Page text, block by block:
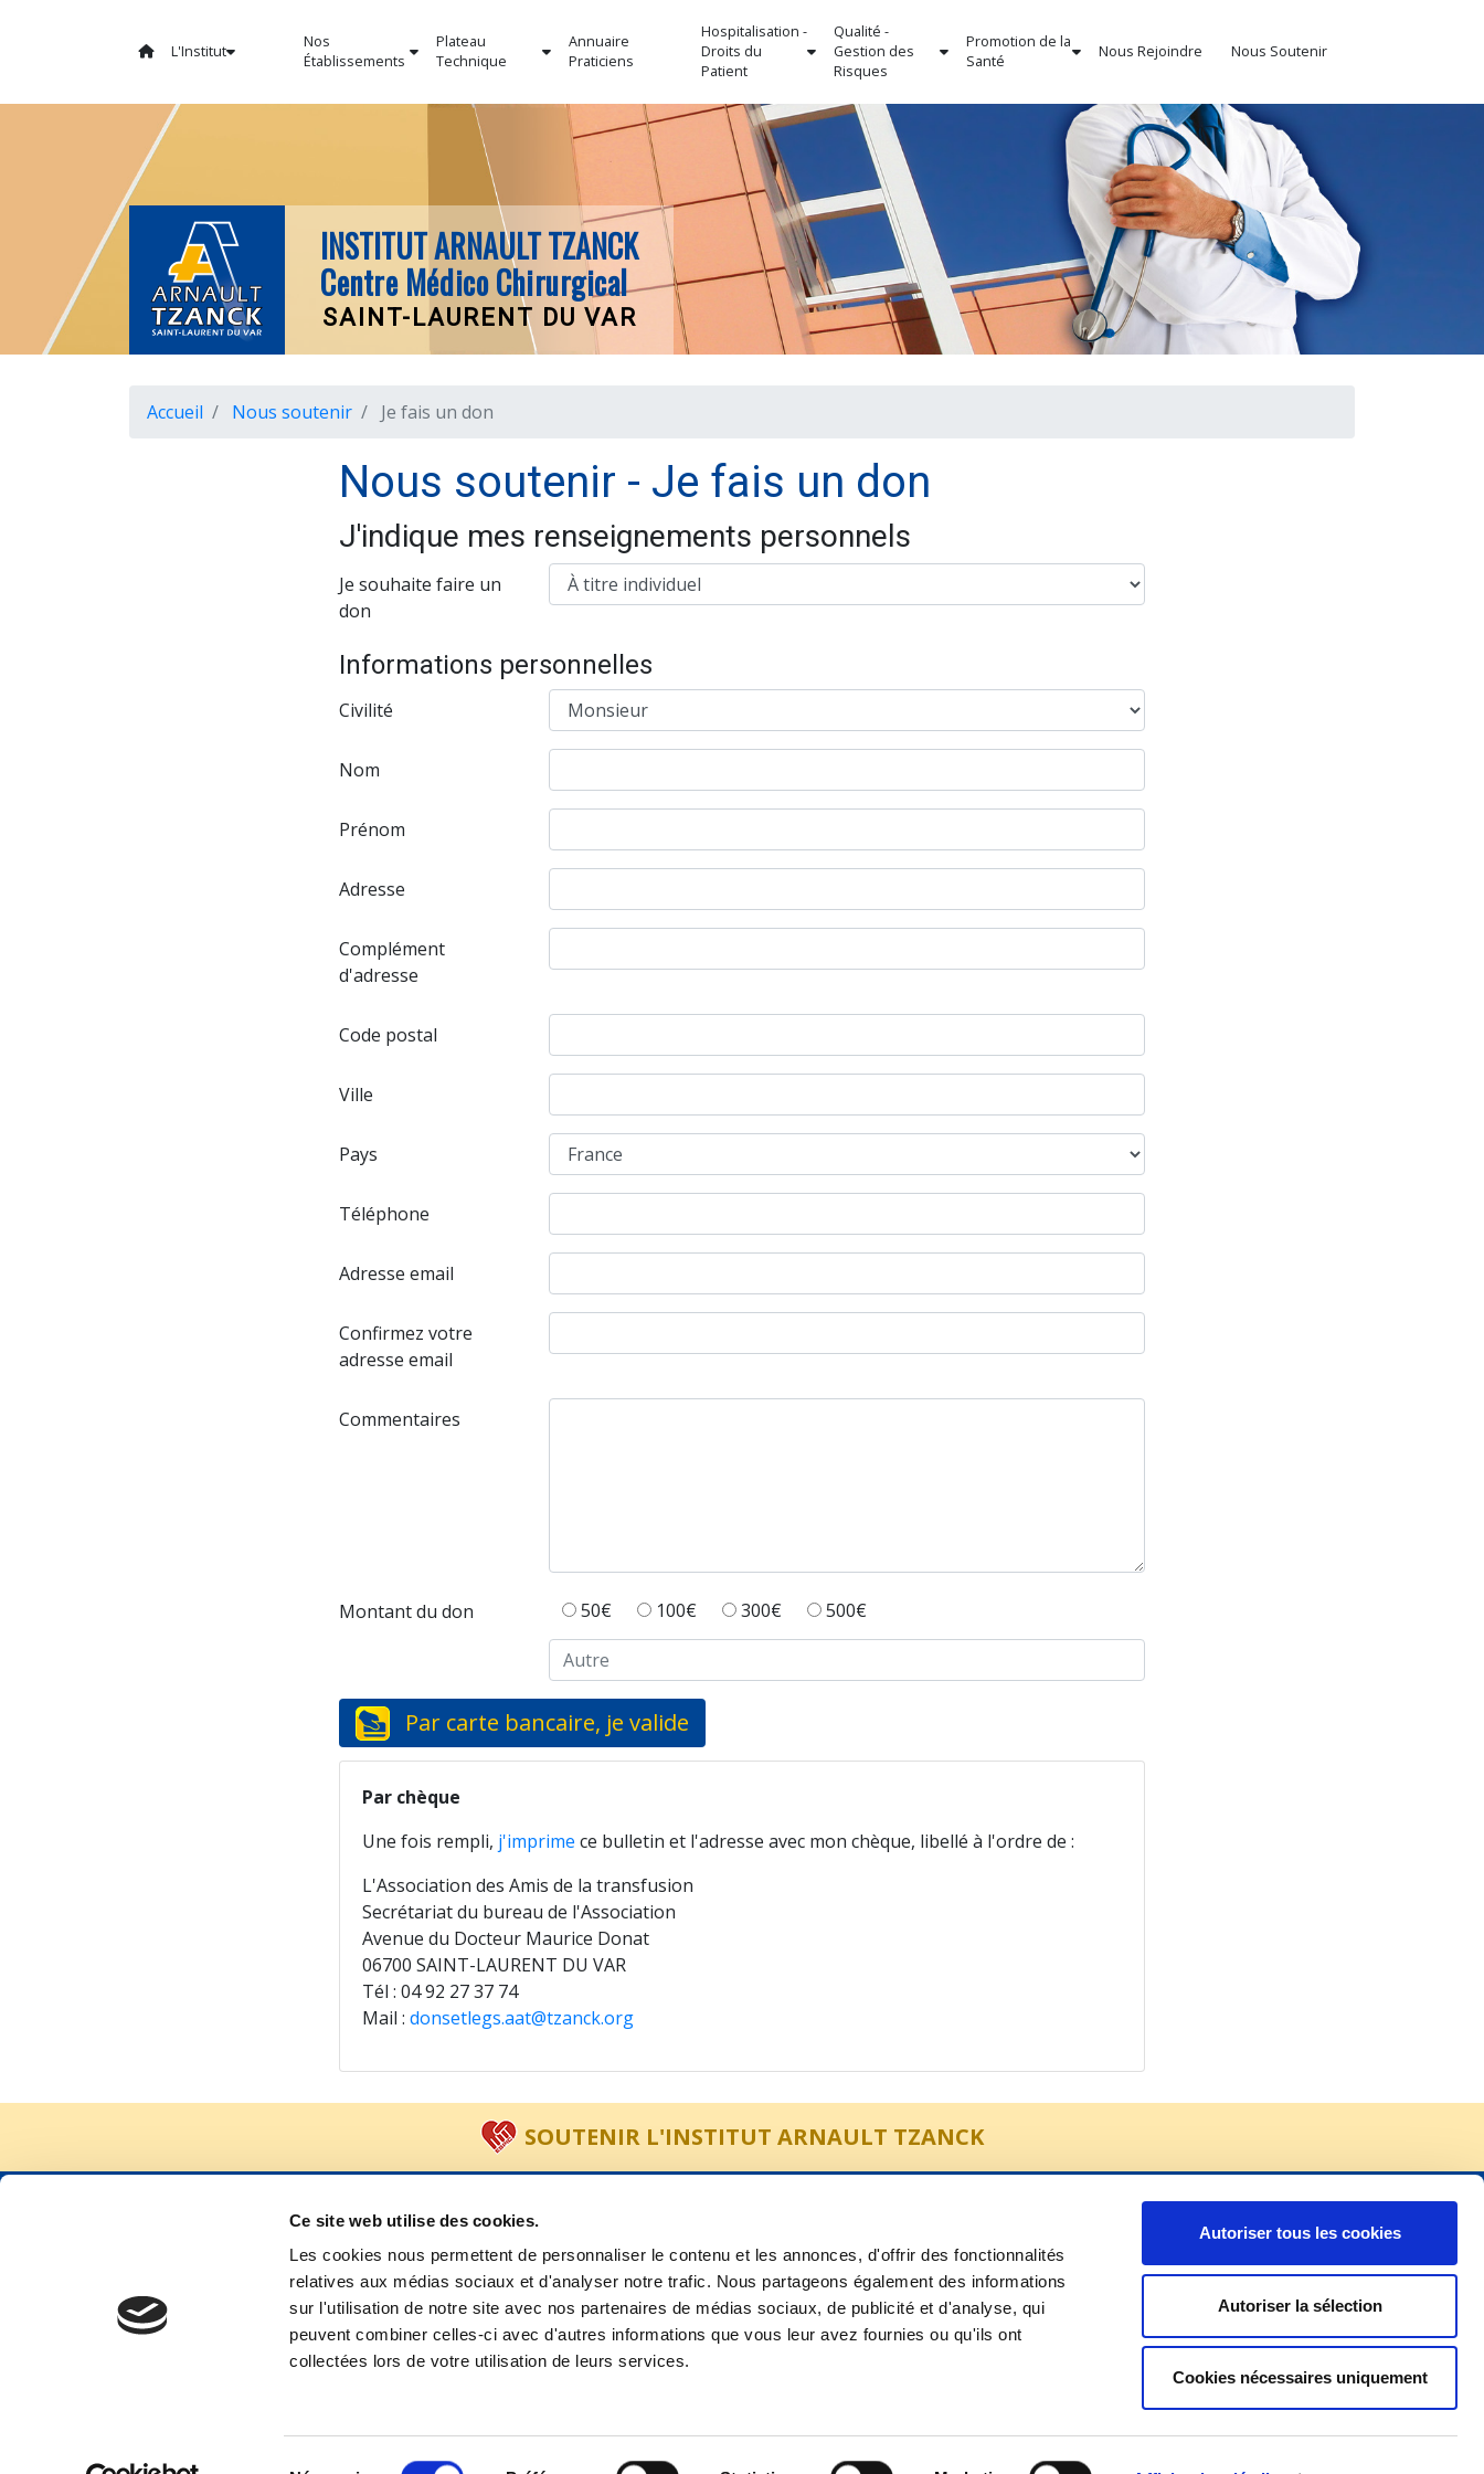
Ce site web utilise des cookies.
Les cookies nous permettent de personnaliser le contenu et les annonces, d'offrir des fonctionnalités
relatives aux médias sociaux et d'analyser notre trafic. Nous partageons également des informations
sur l'utilisation de notre site avec nos partenaires de médias sociaux, de publicité et d'analyse, qui
peuvent combiner celles-ci avec d'autres informations que vous leur avez fournies ou qu'ils ont
collectées lors de votre utilisation de leurs services.
Autoriser tous les cookies
Autoriser la sélection
Cookies nécessaires uniquement
L'Institut
Nos
Établissements
Plateau
Technique
Annuaire
Praticiens
Hospitalisation -
Droits du
Patient
Qualité -
Gestion des
Risques
Promotion de la
Santé
Nous Rejoindre Nous Soutenir
INSTITUT ARNAULT TZANCK
Centre Médico Chirurgical
SAINT-LAURENT DU VAR
Accueil Nous soutenir Je fais un don
Nous soutenir - Je fais un don
J'indique mes renseignements personnels
Je souhaite faire un
don
Informations personnelles
Civilité
Nom
Prénom
Adresse
Complément
d'adresse
Code postal
Ville
Pays
Téléphone
Adresse email
Confirmez votre
adresse email
Commentaires
Montant du don 50€ 100€ 300€ 500€
Par carte bancaire, je valide
Par chèque
Une fois rempli, j'imprime ce bulletin et l'adresse avec mon chèque, libellé à l'ordre de :
L'Association des Amis de la transfusion
Secrétariat du bureau de l'Association
Avenue du Docteur Maurice Donat
06700 SAINT-LAURENT DU VAR
Tél : 04 92 27 37 74
Mail : donsetlegs.aat@tzanck.org
SOUTENIR L'INSTITUT ARNAULT TZANCK
INSTITUT ARNAULT TZANCK
231, avenue Docteur Maurice Donat
06700 SAINT-LAURENT DU VAR
04 92 27 33 33
Centre Médico Chirurgical
Urgences
Hémodialyse
UNISAD
SERVICES EN LIGNE
Faire un don
Payer une facture
À PROPOS